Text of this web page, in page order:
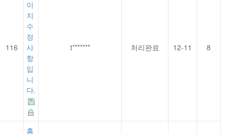
116
이
지
수
정
사
항
입
니
다.
t******* 처리완료 12-11 8
홈